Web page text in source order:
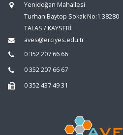
Yenidoğan Mahallesi
Turhan Baytop Sokak No:1 38280
TALAS / KAYSERİ
aves@erciyes.edu.tr
0 352 207 66 66
0 352 207 66 67
0 352 437 49 31